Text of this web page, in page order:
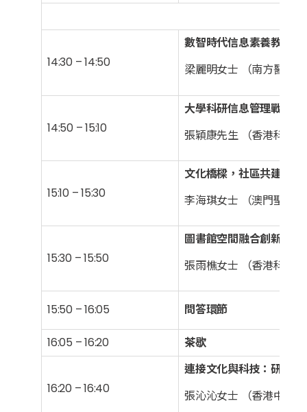
14:30 – 14:50
數智時代信息素養教育的
梁麗明女士 （南方醫科
14:50 – 15:10
大學科研信息管理戰略
張穎康先生 （香港科技
15:10 – 15:30
文化橋樑，社區共建 : 學
李海琪女士 （澳門聖若
15:30 – 15:50
圖書館空間融合創新的
張雨樵女士 （香港科技
15:50 – 16:05 問答環節
16:05 – 16:20 茶歇
16:20 – 16:40
連接文化與科技：研究
張沁沁女士 （香港中文